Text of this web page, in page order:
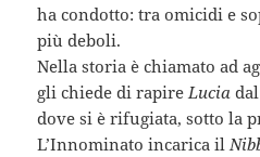
ha condotto: tra omicidi e
più deboli.
Nella storia è chiamato ad
gli chiede di rapire Lucia
dove si è rifugiata, sotto la
L’Innominato incarica il